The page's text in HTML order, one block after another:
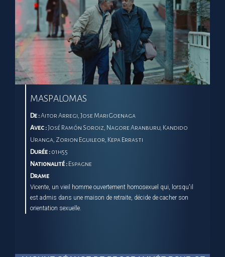
MASPALOMAS
De :Aitor Arregi, Jose Mari Goenaga
Avec :José Ramón Soroiz, Nagore Aranburu, Kandido
Uranga, Zorion Eguileor, Kepa Errasti
Durée : 01h55
Nationalité : Espagne
Drame
Vicente, un vieil homme ouvertement homosexuel qui, lorsqu'il
est admis dans une maison de retraite, décide de cacher son
orientation sexuelle.